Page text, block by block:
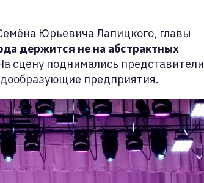
Юрьевича Лапицкого, главы
держится не на абстрактных
сцену поднимались представители
предприятия.